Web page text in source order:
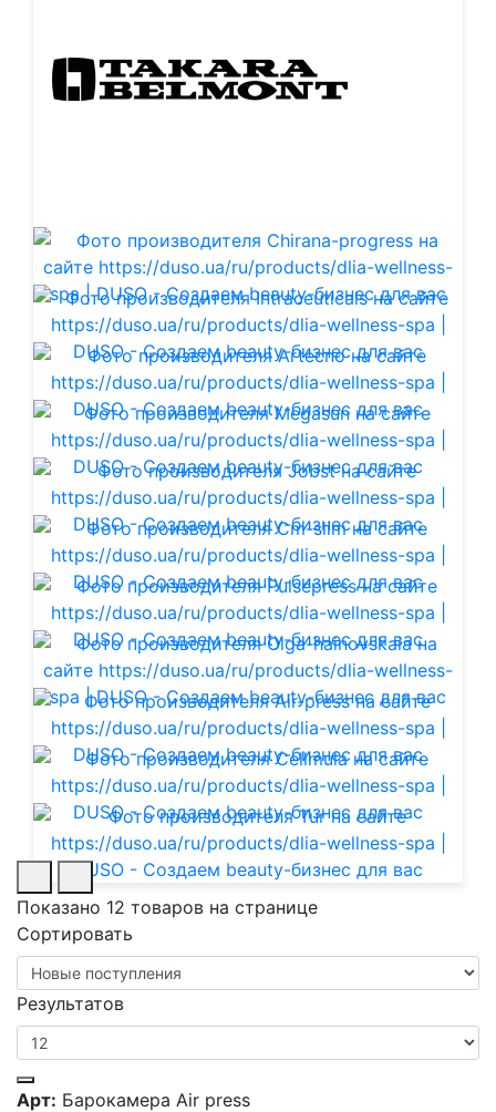
Показано 12 товаров на странице
Сортировать
Результатов
Арт: Барокамера Air press